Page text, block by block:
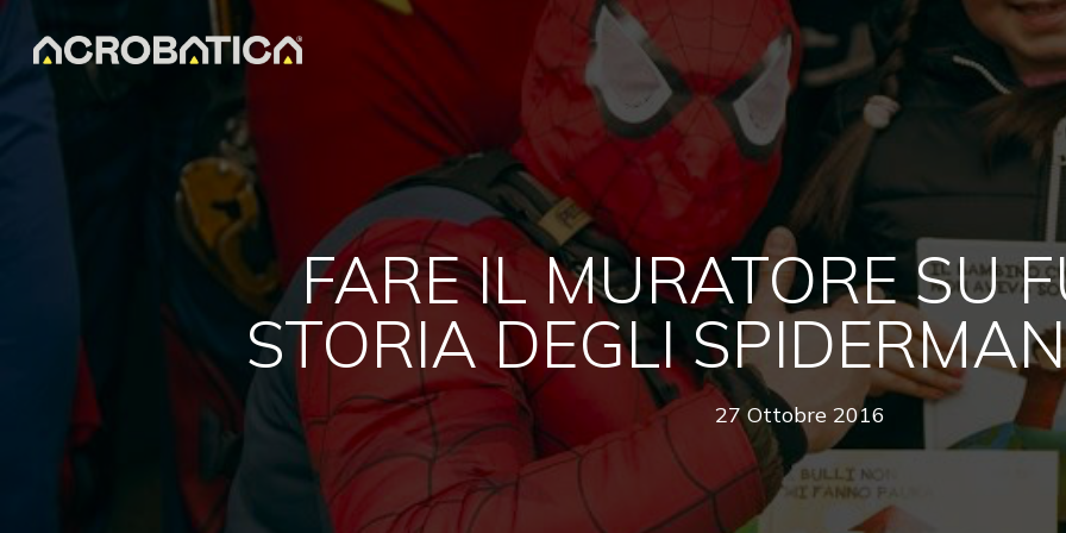
FARE IL MURATORE SU
STORIA DEGLI
27 Ottobre 2016